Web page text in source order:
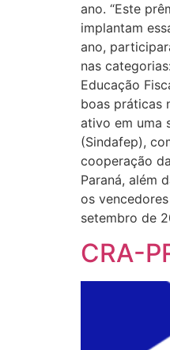
ano. “Este
implantam
ano,
nas
Educação
boas práticas
ativo em uma
(Sindafep),
cooperação
Paraná, além
os
setembro de
CRA-